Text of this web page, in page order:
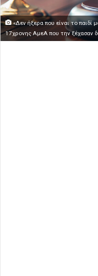
«Δεν ήξερα που είναι το παιδί
17χρονης ΑμεΑ που την ξέχασαν